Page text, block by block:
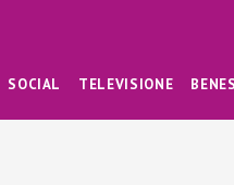
SOCIAL TELEVISIONE